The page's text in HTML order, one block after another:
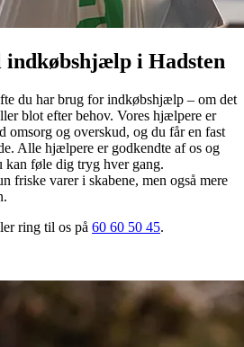
indkøbshjælp i Hadsten
du har brug for indkøbshjælp – om det
blot efter behov. Vores hjælpere er
omsorg og overskud, og du får en fast
Alle hjælpere er godkendte af os og
kan føle dig tryg hver gang.
friske varer i skabene, men også mere
ring til os på 60 60 50 45.